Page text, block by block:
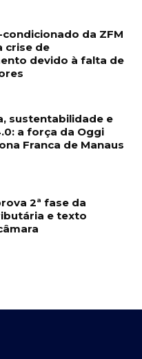
da ZFM
crise de
devido à falta de
sustentabilidade e
a força da Oggi
Franca de Manaus
2ª fase da
e texto